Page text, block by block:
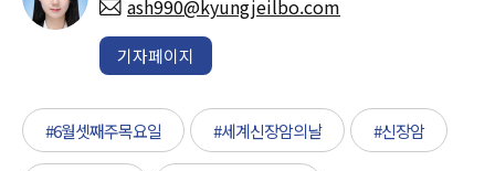
ash990@kyungjeilbo.com
기자페이지
#6월셋째주목요일 #세계신장암의날 #신장암